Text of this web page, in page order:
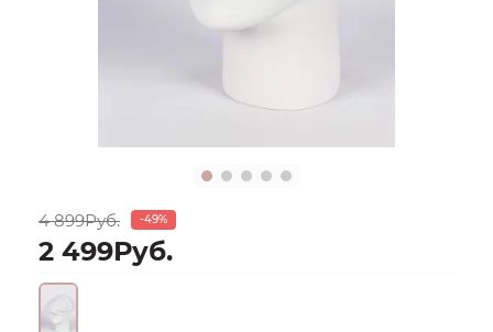
4 899Руб. -49%
2 499Руб.